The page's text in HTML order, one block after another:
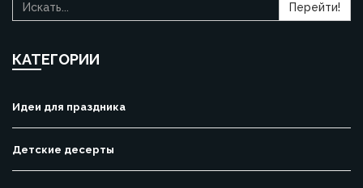
Перейти!
КАТЕГОРИИ
Идеи для праздника
Детские десерты